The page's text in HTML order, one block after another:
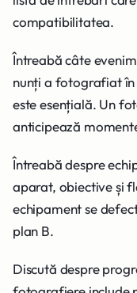
compatibilitatea.
Întreabă câte
nunți a fotografiat
este esențială. Un
anticipează
Întreabă despre
aparat, obiective și
echipament se
plan B.
Discută despre